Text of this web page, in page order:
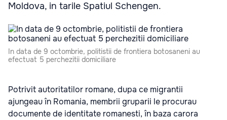
Moldova, in tarile Spatiul Schengen.
In data de 9 octombrie, politistii de frontiera botosaneni au
efectuat 5 perchezitii domiciliare
Potrivit autoritatilor romane, dupa ce migrantii
ajungeau în Romania, membrii gruparii le procurau
documente de identitate romanesti, în baza carora